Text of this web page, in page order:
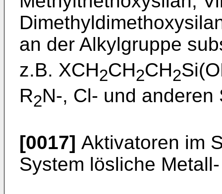
an der Alkylgruppe
z.B. XCH2CH2CH2
R2N-, Cl- und anderen
[0017] Aktivatoren im
System lösliche